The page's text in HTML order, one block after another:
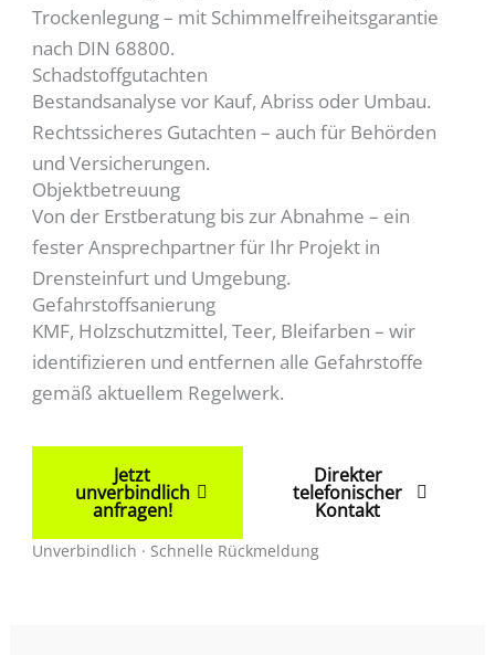
Trockenlegung – mit Schimmelfreiheitsgarantie
nach DIN 68800.
Schadstoffgutachten
Bestandsanalyse vor Kauf, Abriss oder Umbau.
Rechtssicheres Gutachten – auch für Behörden
und Versicherungen.
Objektbetreuung
Von der Erstberatung bis zur Abnahme – ein
fester Ansprechpartner für Ihr Projekt in
Drensteinfurt und Umgebung.
Gefahrstoffsanierung
KMF, Holzschutzmittel, Teer, Bleifarben – wir
identifizieren und entfernen alle Gefahrstoffe
gemäß aktuellem Regelwerk.
Jetzt
unverbindlich
anfragen!
Direkter
telefonischer
Kontakt
Unverbindlich · Schnelle Rückmeldung